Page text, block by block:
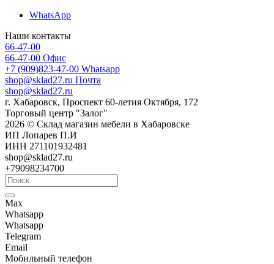
WhatsApp
Наши контакты
66-47-00
66-47-00 Офис
+7 (909)823-47-00 Whatsapp
shop@sklad27.ru Почта
shop@sklad27.ru
г. Хабаровск, Проспект 60-летия Октября, 172
Торговый центр "Залог"
2026 © Склад магазин мебели в Хабаровске
ИП Лопарев П.И
ИНН 271101932481
shop@sklad27.ru
+79098234700
Max
Whatsapp
Whatsapp
Telegram
Email
Мобильный телефон